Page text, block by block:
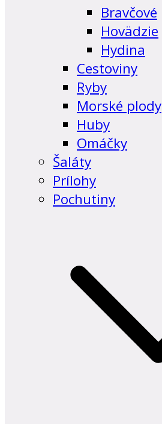
Bravčové
Hovädzie
Hydina
Cestoviny
Ryby
Morské plody
Huby
Omáčky
Šaláty
Prílohy
Pochutiny